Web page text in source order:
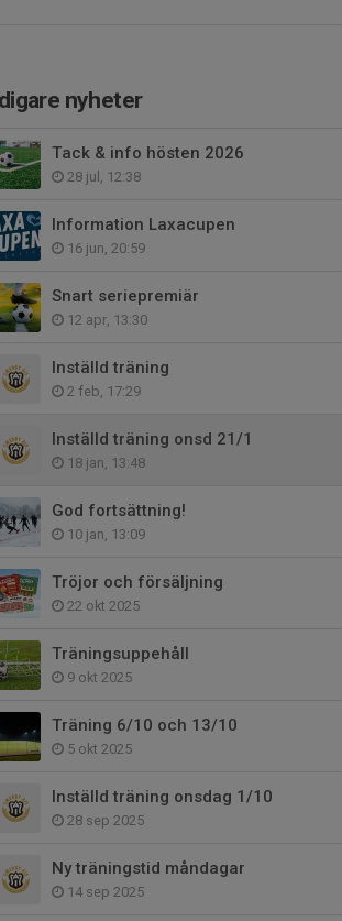
nyheter
Tack & info hösten 2026
28 jul, 12:38
Information Laxacupen
16 jun, 20:59
Snart seriepremiär
12 apr, 13:30
Inställd träning
2 feb, 17:29
Inställd träning onsd 21/1
18 jan, 13:48
God fortsättning!
10 jan, 13:09
Tröjor och försäljning
22 okt 2025
Träningsuppehåll
9 okt 2025
Träning 6/10 och 13/10
5 okt 2025
Inställd träning onsdag 1/10
28 sep 2025
Ny träningstid måndagar
14 sep 2025